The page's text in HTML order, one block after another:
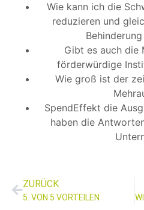
Wie kann ich die
reduzieren und
Gibt es auch die
förderwürdige
Wie groß ist der
SpendEffekt die
haben die
ZURÜCK
5. VON 5 VORTEILEN